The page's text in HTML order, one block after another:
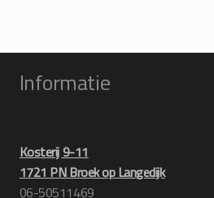
Informatie
Kosterij 9-11
1721 PN Broek op Langedijk
06-50511469